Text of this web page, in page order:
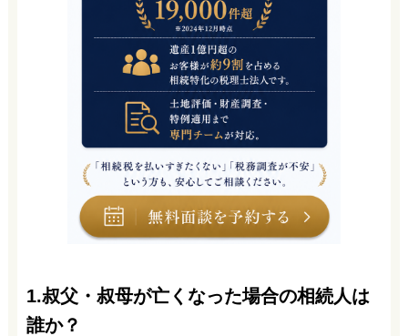
1.叔父・叔母が亡くなった場合の相続人は
誰か？